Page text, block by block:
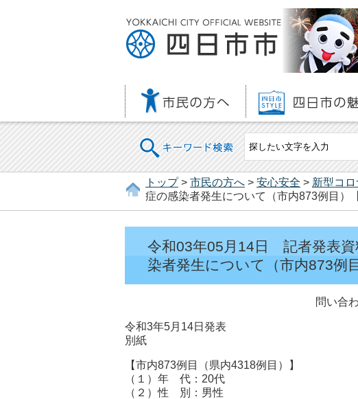
キーワード検索
トップ> 市民の方へ > 安心安全 > 新型コ
症の感染者発生について（市内873例目）
令和03年05月14日 記者発表
染者発生について（市内873例
問い合
令和3年5月14日発表
別紙
【市内873例目（県内4318例目）】
（１）年 代：20代
（２）性 別：男性